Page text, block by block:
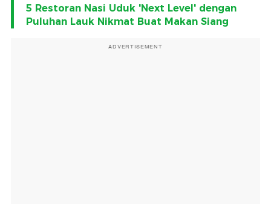
5 Restoran Nasi Uduk 'Next Level' dengan
Puluhan Lauk Nikmat Buat Makan Siang
ADVERTISEMENT